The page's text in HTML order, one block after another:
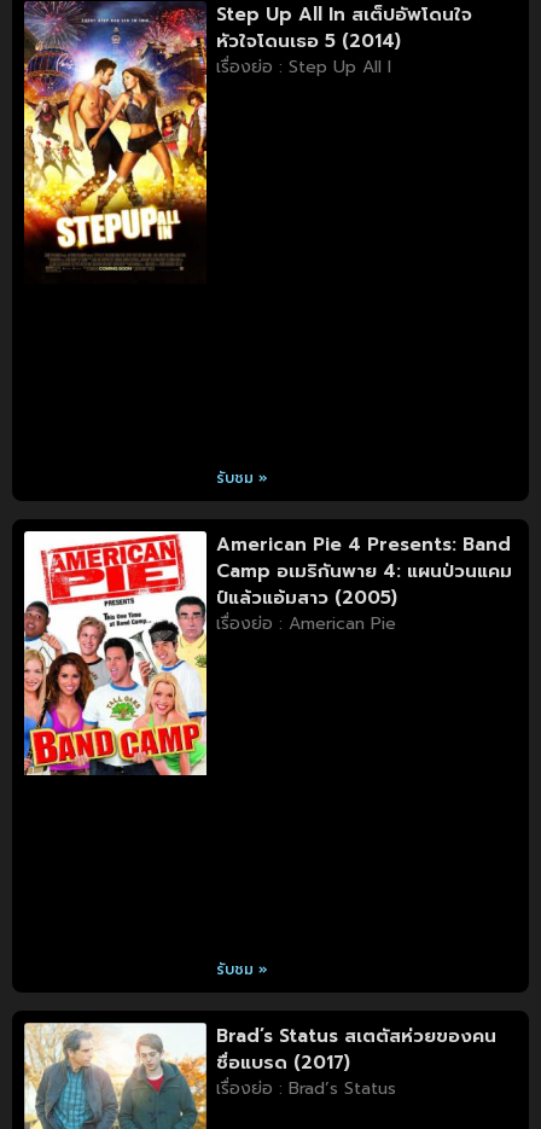
Step Up All In สเต็ปอัพโดนใจ
หัวใจโดนเธอ 5 (2014)
เรื่องย่อ : Step Up All I
รับชม »
American Pie 4 Presents: Band
Camp อเมริกันพาย 4: แผนป่วนแคม
ป์แล้วแอ้มสาว (2005)
เรื่องย่อ : American Pie
รับชม »
Brad’s Status สเตตัสห่วยของคน
ชื่อแบรด (2017)
เรื่องย่อ : Brad’s Status